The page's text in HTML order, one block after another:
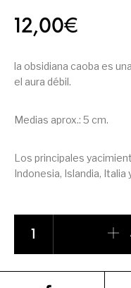
12,00€
la obsidiana caoba es
el aura débil.
Medias aprox.: 5 cm.
Los principales
Indonesia, Islandia, Italia